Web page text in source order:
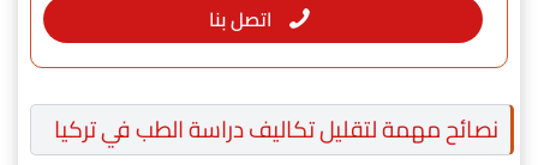
اتصل بنا
نصائح مهمة لتقليل تكاليف دراسة الطب في تركيا